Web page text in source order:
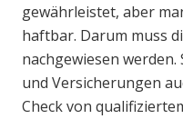
gewährleistet, aber
haftbar. Darum muss
nachgewiesen
und Versicherungen
Check von